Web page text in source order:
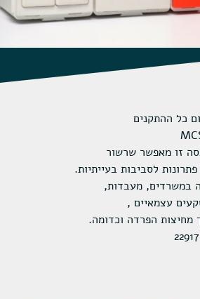
כל ההתקנים
זו מאפשר שרשור
פתרונות לסביבות בעייתיות.
במשרדים, מעבדות,
עצמאיים ,
מחיצות הפרדה וכדומה.